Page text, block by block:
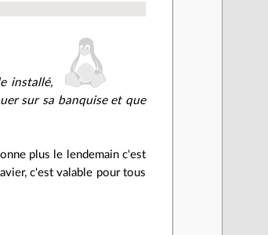
installé,
sur sa banquise et que
plus le lendemain c'est
c'est valable pour tous